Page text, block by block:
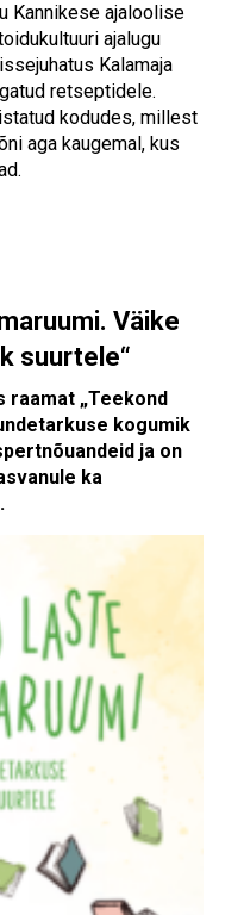
Kannikese ajaloolise
ajalugu
Kalamaja
retseptidele.
kodudes, millest
aga kaugemal, kus
Väike
suurtele“
raamat „Teekond
kogumik
ja on
ka